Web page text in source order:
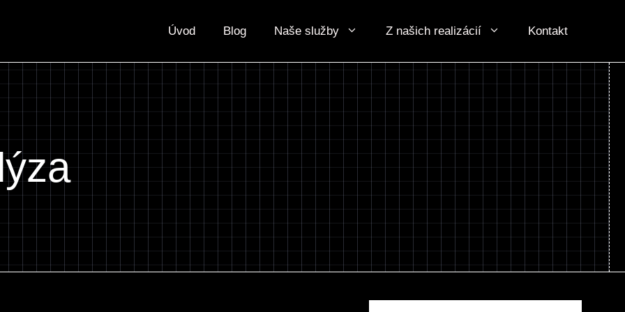
Úvod Blog Naše služby Z našich realizácií Kontakt